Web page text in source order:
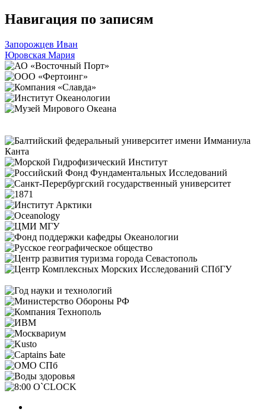
Навигация по записям
Запорожцев Иван
Юровская Мария